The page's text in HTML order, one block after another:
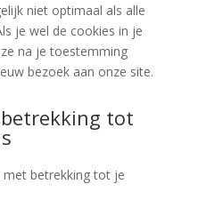
niet optimaal als alle
je wel de cookies in je
na je toestemming
bezoek aan onze site.
tot
met betrekking tot je